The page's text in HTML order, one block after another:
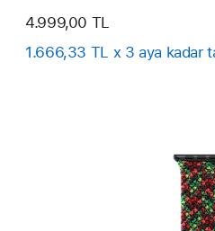
4.999,00 TL
1.666,33 TL x 3 aya kadar